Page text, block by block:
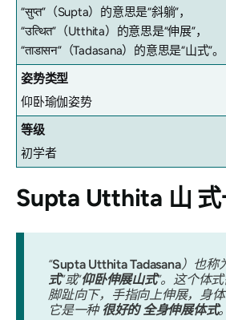
“सुप्त”（Supta）的意思是“斜躺”，
“उत्थित”（Utthita）的意思是“伸展”，
“ताडासन”（Tadasana）的意思是“山式”。
姿势类型
仰卧瑜伽姿势
等级
初学者
Supta Utthita 山
“Supta Utthita Tadasana）也称
式”或“仰卧伸展山式”。这个体
脚趾向下，手指向上伸展，身体
它是一种 很好的 全身伸展体式。